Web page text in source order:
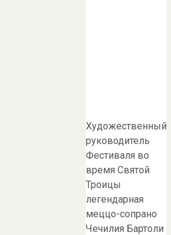
Художественный
руководитель
Фестиваля во
время Святой
Троицы
легендарная
меццо-сопрано
Чечилия Бартоли